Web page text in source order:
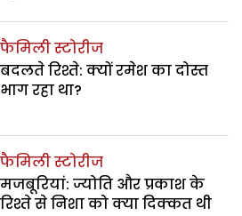
फैमिली स्टोरीज
बदलते रिश्ते: क्यों रमेश का दोस्त
भाग रहा था?
फैमिली स्टोरीज
मजबूरियां: ज्योति और प्रकाश के
रिश्ते से निशा को क्या दिक्कत थी